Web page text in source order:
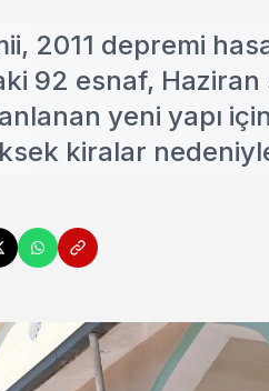
2011 depremi
92 esnaf,
yeni yapı
kiralar